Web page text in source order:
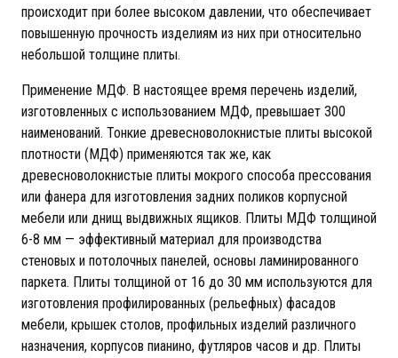
происходит при более высоком давлении, что обеспечивает
повышенную прочность изделиям из них при относительно
небольшой толщине плиты.
Применение МДФ. В настоящее время перечень изделий,
изготовленных с использованием МДФ, превышает 300
наименований. Тонкие древесноволокнистые плиты высокой
плотности (МДФ) применяются так же, как
древесноволокнистые плиты мокрого способа прессования
или фанера для изготовления задних поликов корпусной
мебели или днищ выдвижных ящиков. Плиты МДФ толщиной
6-8 мм — эффективный материал для производства
стеновых и потолочных панелей, основы ламинированного
паркета. Плиты толщиной от 16 до 30 мм используются для
изготовления профилированных (рельефных) фасадов
мебели, крышек столов, профильных изделий различного
назначения, корпусов пианино, футляров часов и др. Плиты